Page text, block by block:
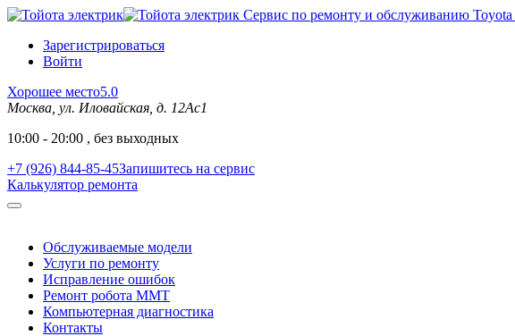
Сервис по ремонту и обслуживанию
Зарегистрироваться
Войти
Хорошее место5.0
Москва, ул. Иловайская, д. 12Ас1
10:00 - 20:00 , без выходных
+7 (926) 844-85-45Запишитесь на сервис
Калькулятор ремонта
Обслуживаемые модели
Услуги по ремонту
Исправление ошибок
Ремонт робота MMT
Компьютерная диагностика
Контакты